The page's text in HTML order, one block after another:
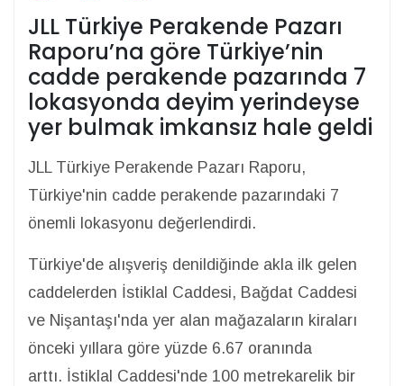
JLL Türkiye Perakende Pazarı
Raporu’na göre Türkiye’nin
cadde perakende pazarında 7
lokasyonda deyim yerindeyse
yer bulmak imkansız hale geldi
JLL Türkiye Perakende Pazarı Raporu,
Türkiye'nin cadde perakende pazarındaki 7
önemli lokasyonu değerlendirdi.
Türkiye'de alışveriş denildiğinde akla ilk gelen
caddelerden İstiklal Caddesi, Bağdat Caddesi
ve Nişantaşı'nda yer alan mağazaların kiraları
önceki yıllara göre yüzde 6.67 oranında
arttı. İstiklal Caddesi'nde 100 metrekarelik bir